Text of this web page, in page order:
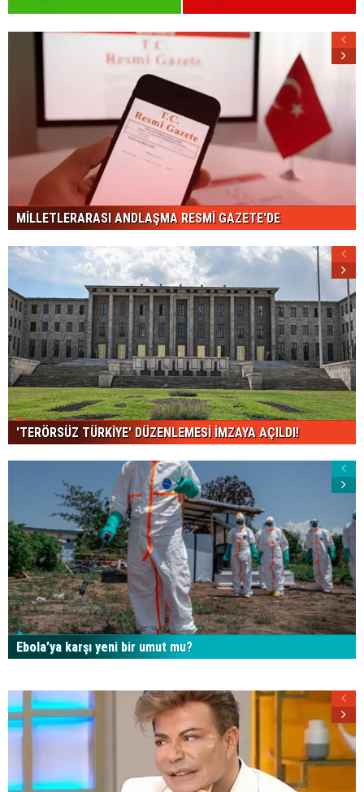
MİLLETLERARASI ANDLAŞMA RESMİ GAZETE'DE
'TERÖRSÜZ TÜRKİYE' DÜZENLEMESİ İMZAYA AÇILDI!
Ebola’ya karşı yeni bir umut mu?